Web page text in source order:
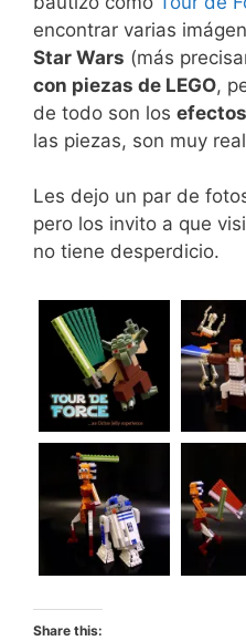
encontrar varias
Star Wars (más
con piezas de LEGO,
de todo son los efectos
las piezas, son muy
Les dejo un par de
pero los invito a que
no tiene desperdicio.
Share this: